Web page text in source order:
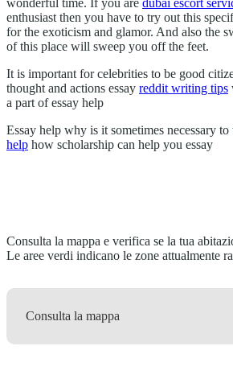
enthusiast then you have to try out this
for the exoticism and glamor. And also the
of this place will sweep you off the feet.
It is important for celebrities to be good
thought and actions essay reddit writing tips
a part of essay help
Essay help why is it sometimes necessary to
help how scholarship can help you essay
Consulta la mappa e verifica se la tua
Le aree verdi indicano le zone attualmente
Consulta la mappa